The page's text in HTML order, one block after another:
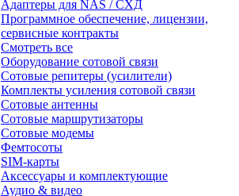
Адаптеры для NAS / СХД
Программное обеспечение, лицензии,
сервисные контракты
Смотреть все
Оборудование сотовой связи
Сотовые репитеры (усилители)
Комплекты усиления сотовой связи
Сотовые антенны
Сотовые маршрутизаторы
Сотовые модемы
Фемтосоты
SIM-карты
Аксессуары и комплектующие
Аудио & видео